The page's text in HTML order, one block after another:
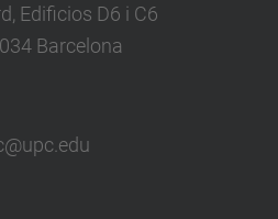
Edificios D6 i C6
Barcelona